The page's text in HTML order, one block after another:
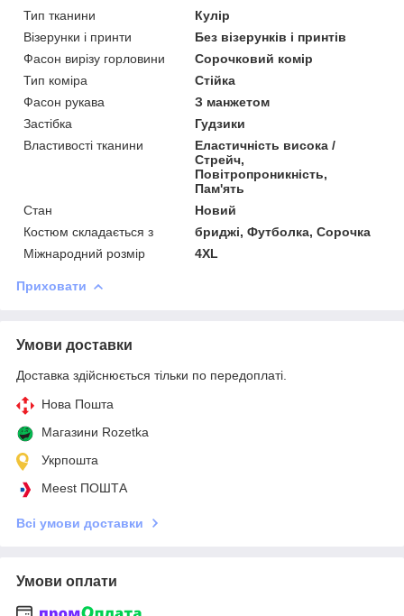
Тип тканини
Кулір
Візерунки і принти
Без візерунків і принтів
Фасон вирізу горловини
Сорочковий комір
Тип коміра
Стійка
Фасон рукава
З манжетом
Застібка
Гудзики
Властивості тканини
Еластичність висока /
Стрейч,
Повітропроникність,
Пам'ять
Стан
Новий
Костюм складається з
бриджі, Футболка, Сорочка
Міжнародний розмір
4XL
Приховати
Умови доставки
Доставка здійснюється тільки по передоплаті.
Нова Пошта
Магазини Rozetka
Укрпошта
Meest ПОШТА
Всі умови доставки
Умови оплати